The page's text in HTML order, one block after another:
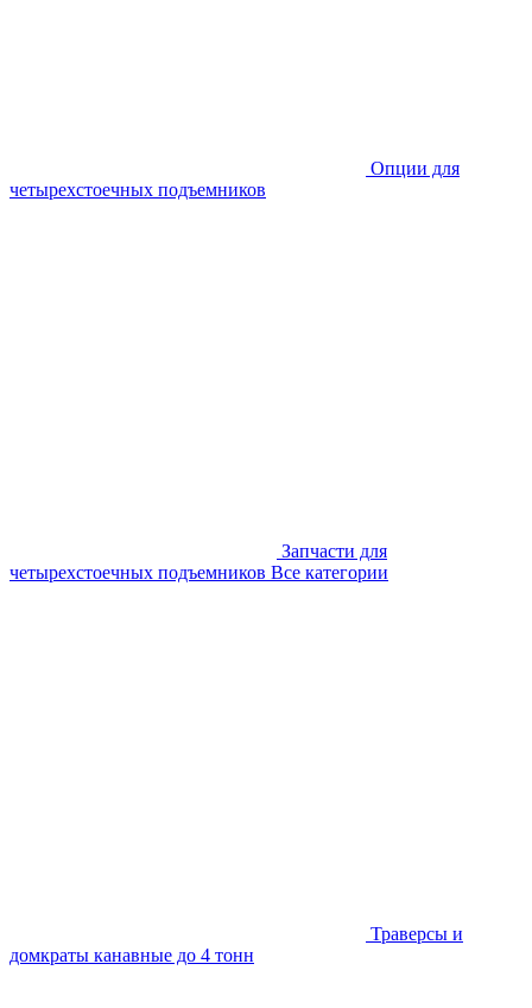
Опции для
четырехстоечных подъемников
Запчасти для
четырехстоечных подъемников Все категории
Траверсы и
домкраты канавные до 4 тонн